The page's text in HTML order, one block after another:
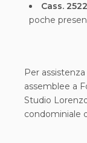
Cass.
poche
Per
assemblee a
Studio
condominiale